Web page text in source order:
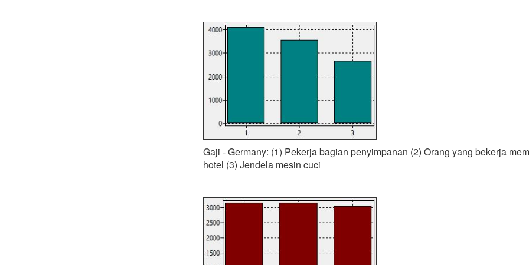
Gaji - Germany: (1) Pekerja bagian penyimpanan (2) Orang yang bekerja
hotel (3) Jendela mesin cuci